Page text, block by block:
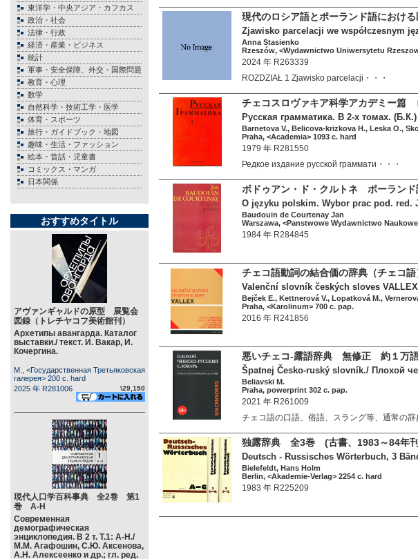
東洋学・中央アジア・カフカス
政治・社会
法律・行政
経済・産業・ビジネス
統計
軍事・安全保障、外交・国際問題
教育・心理
数学
自然科学・技術工学・医学
体育・スポーツ
旅行・ガイドブック・地図
趣味・生活・ファッション
絵本・昔話・児童書
コミックス・マンガ
日本関係
おすすめタイトル
アヴァンギャルドの原型 展覧会
図録（トレチヤコフ美術館刊）
Архетипы авангарда. Каталог
выставки./ текст. И. Вакар, И.
Кочергина.
М., <Государственная Третьяковская
галерея> 200 c. hard
2025 年 R281006
\29,150
現代人口学百科事典 全2巻 第1
巻 А-Н
Современная
демографическая
энциклопедия. В 2 т. Т.1: А-Н./
М.М. Агафошин, С.Ю. Аксенова,
А.Н. Алексеенко и др.; гл. ред.
現代のロシア語とポーランド語におけ
Zjawisko parcelacji we współczesnym
Anna Stasienko
Rzeszów, <Wydawnictwo Uniwersytetu
2024 年 R263339
ROZDZIAŁ 1 Zjawisko parcelacji・・・
チェコスロヴァキア科学アカデミー篇
Русская грамматика. В 2-х томах. (Б.К.)
Barnetova V., Belicova-krizkova H., Leska O.,
Praha, <Academia> 1093 c. hard
1979 年 R281550
Редкое издание русской граммати・・・
ボドゥアン・ド・クルトネ ポーラン
O języku polskim. Wybor prac pod.
Baudouin de Courtenay Jan
Warszawa, <Panstwowe Wydawnictwo
1984 年 R284845
チェコ語動詞の結合価の辞典（チェコ語
Valenční slovník českých sloves
Bejček E., Kettnerová V., Lopatková M.,
Praha, <Karolinum> 700 c. pap.
2016 年 R241856
悪いチェコ-露語辞典 無修正 約１万
Špatnej Česko-ruský slovník./ Плохой
Beliavski M.
Praha, powerprint 302 c. pap.
2021 年 R261009
チェコ語の口語、俗語、スラング等、通常の辞
独露辞典 全3巻 (古書、1983～84年
Deutsch - Russisches Wörterbuch, 3
Bielefeldt, Hans Holm
Berlin, <Akademie-Verlag> 2254 c. hard
1983 年 R225209